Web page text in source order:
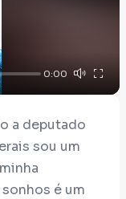
0:00
a deputado
sou um
é um